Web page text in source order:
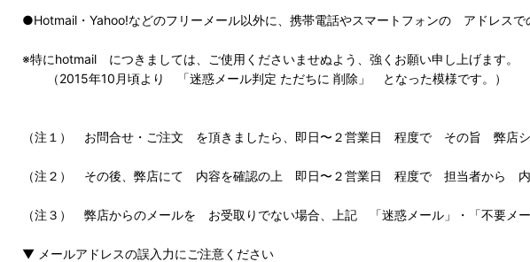
●Hotmail・Yahoo!などのフリーメール以外に、携帯電話やスマートフォンの アドレス
※特にhotmail につきましては、ご使用くださいませぬよう、強くお願い申し上げます。
（2015年10月頃より 「迷惑メール判定 ただちに 削除」 となった模様です。）
（注１） お問合せ・ご注文 を頂きましたら、即日〜２営業日 程度で その旨 弊店シ
（注２） その後、弊店にて 内容を確認の上 即日〜２営業日 程度で 担当者から 内
（注３） 弊店からのメールを お受取りでない場合、上記 「迷惑メール」・「不要
▼ メールアドレスの誤入力にご注意ください